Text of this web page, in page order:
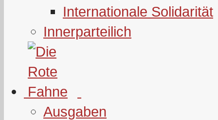
Internationale Solidarität
Innerparteilich
Ausgaben